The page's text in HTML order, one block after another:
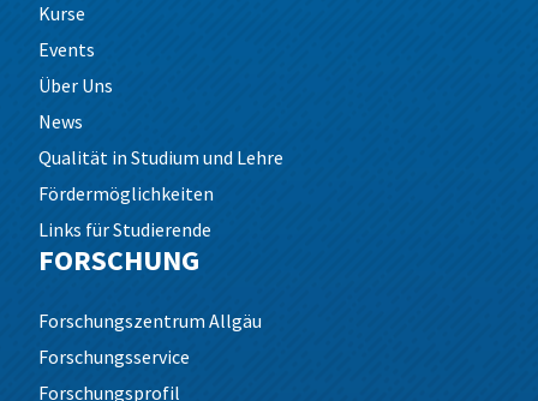
Kurse
Events
Über Uns
News
Qualität in Studium und Lehre
Fördermöglichkeiten
Links für Studierende
FORSCHUNG
Forschungszentrum Allgäu
Forschungsservice
Forschungsprofil